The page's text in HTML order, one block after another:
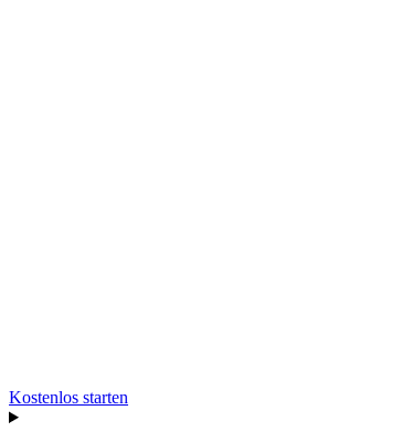
Kostenlos starten